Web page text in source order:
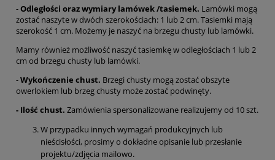
-Odległości oraz wymiary lamówek /tasiemek. Lamówki mogą
zostać naszyte w dwóch szerokościach: 1 lub 2 cm. Tasiemki mają
szerokość 1 cm. Możemy je naszyć na brzegu chusty lub lamówki.
Mamy również możliwość naszyć tasiemkę w odległościach 1 lub 2
cm od brzegu chusty lub lamówki.
-Wykończenie chust. Brzegi chusty mogą zostać obszyte
owerlokiem lub brzeg chusty może zostać podwinęty.
- Ilość chust. Zamówienia spersonalizowane realizujemy od 10 szt.
W przypadku innych wymagań produkcyjnych lub
nieścisłości, prosimy o dokładne opisanie lub przesłanie
projektu/zdjęcia mailowo.